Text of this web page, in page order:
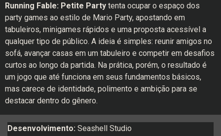
Running Fable: Petite Party tenta ocupar o espaço dos
party games ao estilo de Mario Party, apostando em
tabuleiros, minigames rápidos e uma proposta acessível a
qualquer tipo de público. A ideia é simples: reunir amigos no
sofá, avançar casas em um tabuleiro e competir em desafios
curtos ao longo da partida. Na prática, porém, o resultado é
um jogo que até funciona em seus fundamentos básicos,
mas carece de identidade, polimento e ambição para se
destacar dentro do gênero.
Desenvolvimento: Seashell Studio